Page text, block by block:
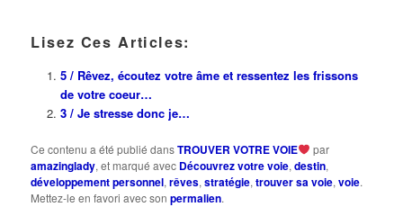
Lisez Ces Articles:
5 / Rêvez, écoutez votre âme et ressentez les frissons
de votre coeur…
3 / Je stresse donc je…
Ce contenu a été publié dansTROUVER VOTRE VOIE par
amazinglady, et marqué avec Découvrez votre voie,destin,
développement personnel,rêves,stratégie,trouver sa voie,voie.
Mettez-le en favori avec sonpermalien.